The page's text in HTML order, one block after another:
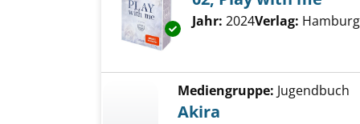
Exemplar-Details von 02; Play
Suche nach diesem
Jahr: 2024Verlag:
Mediengruppe: Jugendbuch
Akira